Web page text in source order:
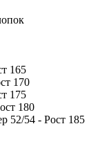
165
170
175
180
52/54 - Рост 185